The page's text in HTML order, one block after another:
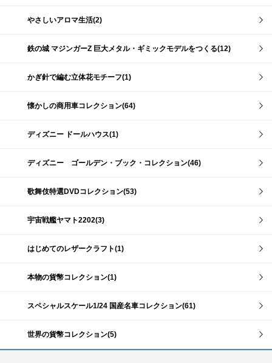
やさしいアロマ生活(2)
鉄の城 マジンガーZ 巨大メタル・ギミックモデルをつくる(12)
かぎ針で編む立体花モチーフ(1)
懐かしの商用車コレクション(64)
ディズニー ドールハウス(1)
ディズニー ゴールデン・ブック・コレクション(46)
歌舞伎特選DVDコレクション(53)
宇宙戦艦ヤマト2202(3)
はじめてのレザークラフト(1)
本物の貨幣コレクション(1)
スペシャルスケール1/24 国産名車コレクション(61)
世界の貨幣コレクション(5)